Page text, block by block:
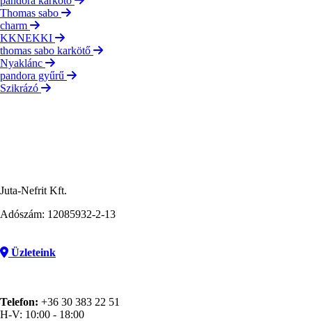
Thomas sabo
charm
KKNEKKI
thomas sabo karkötő
Nyaklánc
pandora gyűrű
Szikrázó
Juta-Nefrit Kft.
Adószám: 12085932-2-13
Üzleteink
Telefon: +36 30 383 22 51
H-V: 10:00 - 18:00